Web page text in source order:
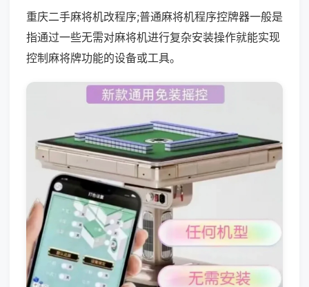
重庆二手麻将机改程序;普通麻将机程序控牌器一般是
指通过一些无需对麻将机进行复杂安装操作就能实现
控制麻将牌功能的设备或工具。